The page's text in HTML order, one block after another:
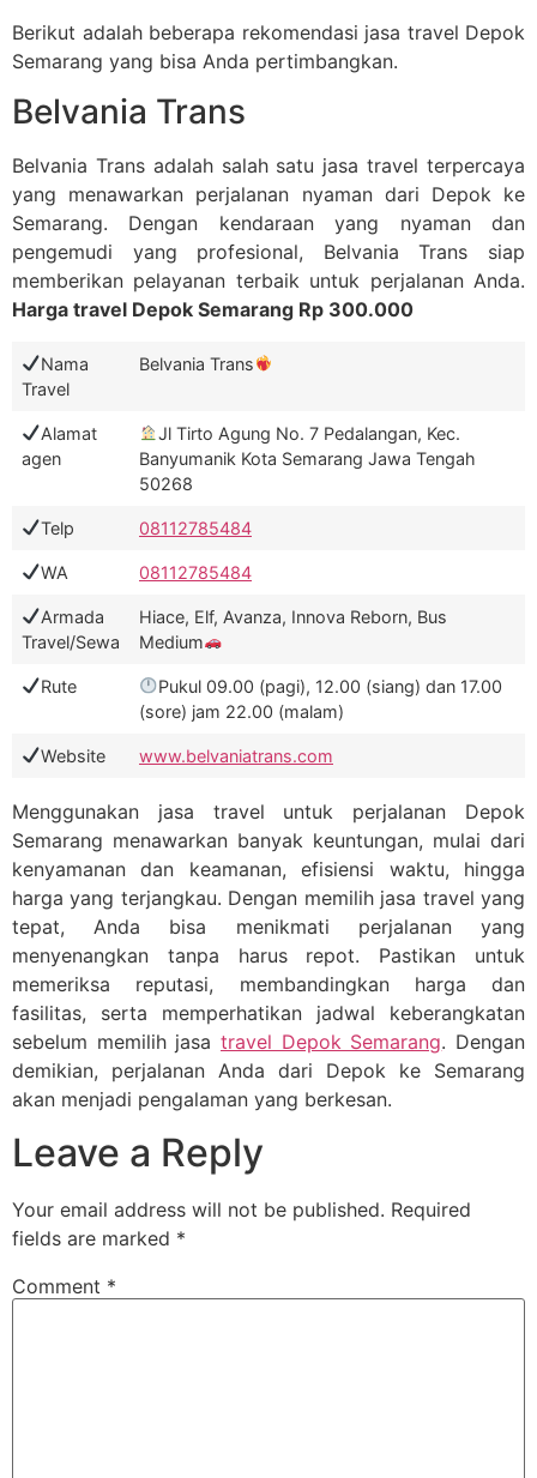
Berikut adalah beberapa rekomendasi jasa travel Depok
Semarang yang bisa Anda pertimbangkan.
Belvania Trans
Belvania Trans adalah salah satu jasa travel terpercaya
yang menawarkan perjalanan nyaman dari Depok ke
Semarang. Dengan kendaraan yang nyaman dan
pengemudi yang profesional, Belvania Trans siap
memberikan pelayanan terbaik untuk perjalanan Anda.
Harga travel Depok Semarang Rp 300.000
Nama
Travel
Belvania Trans
Alamat
agen
Jl Tirto Agung No. 7 Pedalangan, Kec.
Banyumanik Kota Semarang Jawa Tengah
50268
Telp 08112785484
WA 08112785484
Armada
Travel/Sewa
Hiace, Elf, Avanza, Innova Reborn, Bus
Medium
Rute
Pukul 09.00 (pagi), 12.00 (siang) dan 17.00
(sore) jam 22.00 (malam)
Website www.belvaniatrans.com
Menggunakan jasa travel untuk perjalanan Depok
Semarang menawarkan banyak keuntungan, mulai dari
kenyamanan dan keamanan, efisiensi waktu, hingga
harga yang terjangkau. Dengan memilih jasa travel yang
tepat, Anda bisa menikmati perjalanan yang
menyenangkan tanpa harus repot. Pastikan untuk
memeriksa reputasi, membandingkan harga dan
fasilitas, serta memperhatikan jadwal keberangkatan
sebelum memilih jasa travel Depok Semarang. Dengan
demikian, perjalanan Anda dari Depok ke Semarang
akan menjadi pengalaman yang berkesan.
Leave a Reply
Your email address will not be published. Required
fields are marked *
Comment *